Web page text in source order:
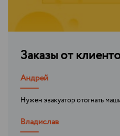
Заказы от
Андрей
Нужен эвакуатор отогнать
Владислав